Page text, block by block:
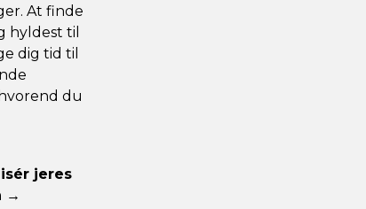
At finde
hyldest til
dig tid til
du
jeres
→